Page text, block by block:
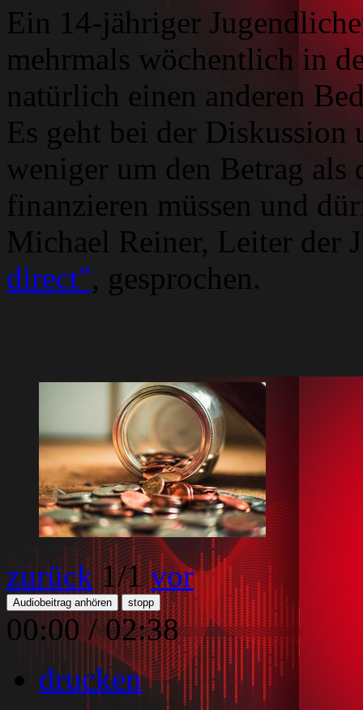
Ein 14-jähriger
mehrmals wöchentlich in
natürlich einen anderen
Es geht bei der Diskussion
weniger um den Betrag als
finanzieren müssen und
Michael Reiner, Leiter der
direct", gesprochen.
zurück 1/1vor
Audiobeitrag anhören stopp
00:00 /02:38
drucken